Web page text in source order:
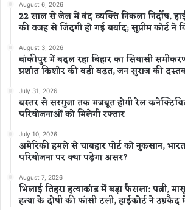
August 6, 2026
22 साल से जेल में बंद व्यक्ति निकला निर्दोष,
की वजह से जिंदगी हो गई बर्बाद; सुप्रीम कोर्ट ने
August 3, 2026
बांकीपुर में बदल रहा बिहार का सियासी
प्रशांत किशोर की बड़ी बढ़त, जन सुराज की
July 31, 2026
बस्तर से सरगुजा तक मजबूत होगी रेल
परियोजनाओं को मिलेगी रफ्तार
July 10, 2026
अमेरिकी हमले से चाबहार पोर्ट को नुकसान,
परियोजना पर क्या पड़ेगा असर?
August 7, 2026
भिलाई तिहरा हत्याकांड में बड़ा फैसला: पत्नी,
हत्या के दोषी की फांसी टली, हाईकोर्ट ने